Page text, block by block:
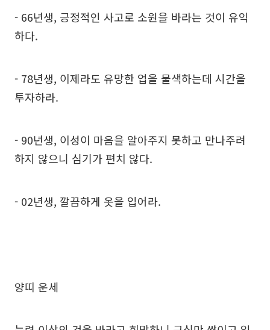
- 66년생, 긍정적인 사고로 소원을 바라는 것이 유익
하다.
- 78년생, 이제라도 유망한 업을 물색하는데 시간을
투자하라.
- 90년생, 이성이 마음을 알아주지 못하고 만나주려
하지 않으니 심기가 편치 않다.
- 02년생, 깔끔하게 옷을 입어라.
양띠 운세